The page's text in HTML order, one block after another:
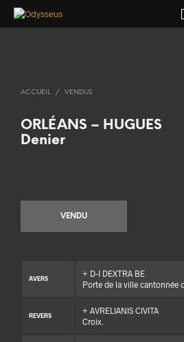
ACCUEIL / VENDUS
ORLÉANS – HUGUES
Denier
VENDU
AVERS
+ D-I DEXTRA BE
Porte de la ville cantonnée
REVERS
+ AVRELIANIS CIVITA
Croix.